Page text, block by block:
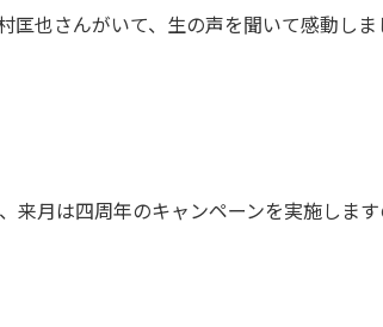
匡也さんがいて、生の声を聞いて感動しま
来月は四周年のキャンペーンを実施しま